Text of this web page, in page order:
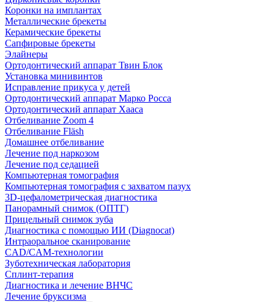
Коронки на имплантах
Металлические брекеты
Керамические брекеты
Сапфировые брекеты
Элайнеры
Ортодонтический аппарат Твин Блок
Установка минивинтов
Исправление прикуса у детей
Ортодонтический аппарат Марко Росса
Ортодонтический аппарат Хааса
Отбеливание Zoom 4
Отбеливание Fläsh
Домашнее отбеливание
Лечение под наркозом
Лечение под седацией
Компьютерная томография
Компьютерная томография с захватом пазух
3D-цефалометрическая диагностика
Панорамный снимок (ОПТГ)
Прицельный снимок зуба
Диагностика с помощью ИИ (Diagnocat)
Интраоральное сканирование
CAD/CAM-технологии
Зуботехническая лаборатория
Сплинт-терапия
Диагностика и лечение ВНЧС
Лечение бруксизма